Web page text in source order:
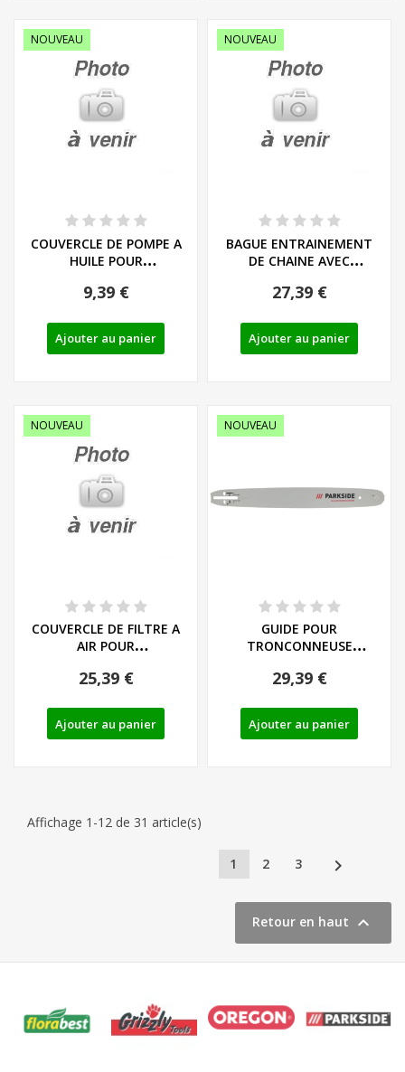
NOUVEAU
COUVERCLE DE POMPE A
HUILE POUR
PARKSIDE...
9,39 €
Ajouter au panier
NOUVEAU
BAGUE ENTRAINEMENT
DE CHAINE AVEC
27,39 €
Ajouter au panier
NOUVEAU
COUVERCLE DE FILTRE A
AIR POUR
PARKSIDE...
25,39 €
Ajouter au panier
NOUVEAU
GUIDE POUR
TRONCONNEUSE
REF: 91120068
29,39 €
Ajouter au panier
Affichage 1-12 de 31 article(s)
1 2 3 
Retour en haut 